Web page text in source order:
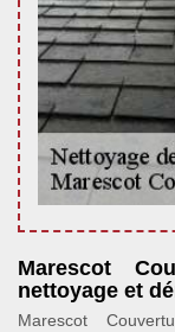
Marescot
nettoyage et
Marescot